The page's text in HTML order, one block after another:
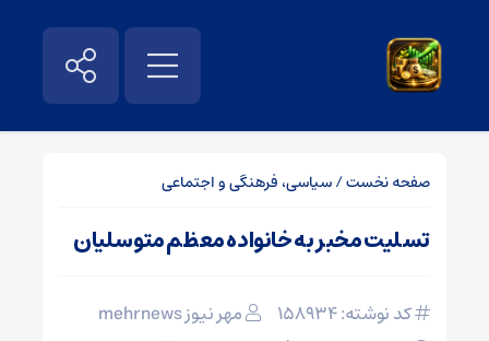
صفحه نخست/سیاسی، فرهنگی و اجتماعی
تسلیت مخبر به خانواده معظم متوسلیان
کد نوشته: 158934
مهر نیوز mehrnews